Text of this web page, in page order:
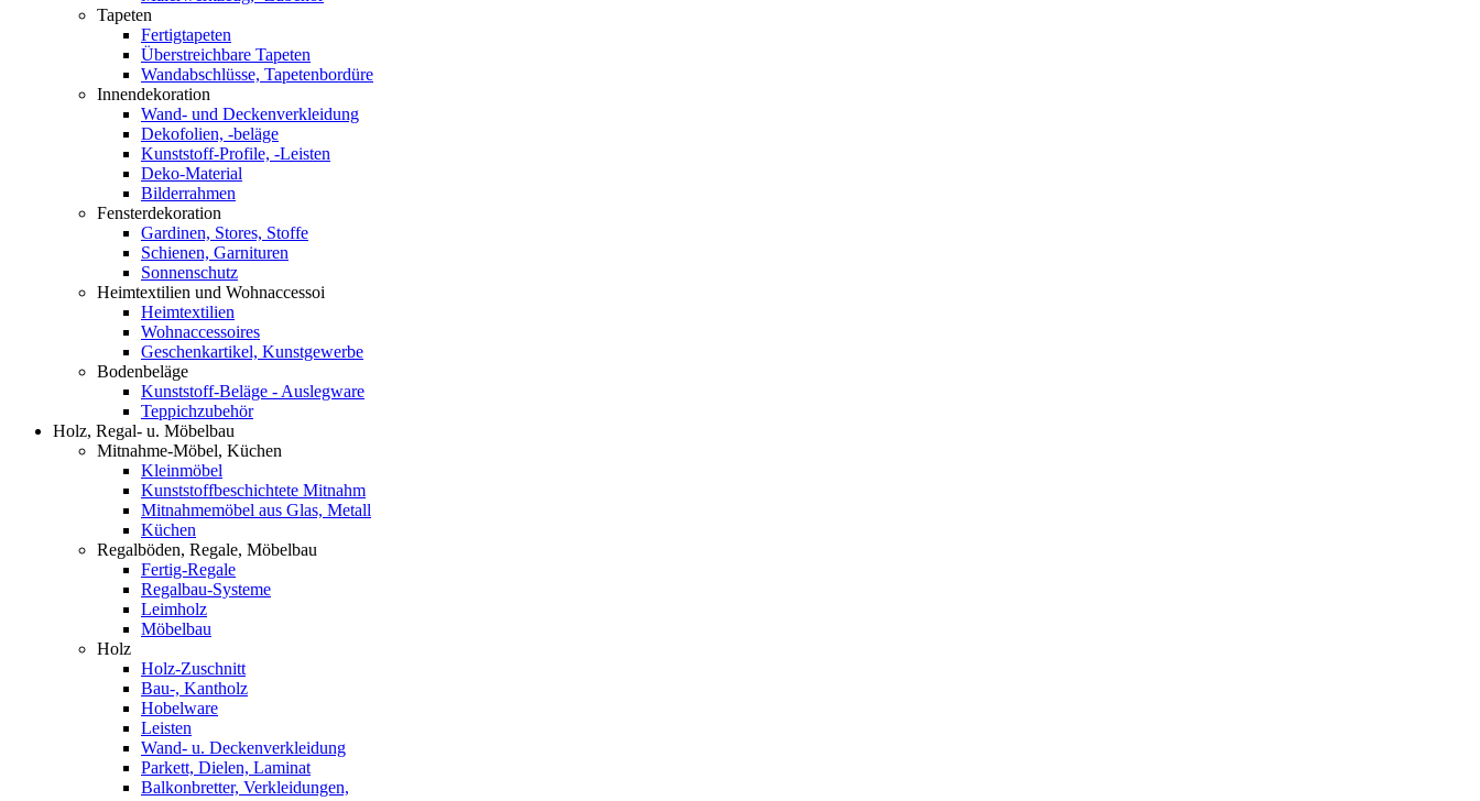
Tapeten
Fertigtapeten
Überstreichbare Tapeten
Wandabschlüsse, Tapetenbordüre
Innendekoration
Wand- und Deckenverkleidung
Dekofolien, -beläge
Kunststoff-Profile, -Leisten
Deko-Material
Bilderrahmen
Fensterdekoration
Gardinen, Stores, Stoffe
Schienen, Garnituren
Sonnenschutz
Heimtextilien und Wohnaccessoi
Heimtextilien
Wohnaccessoires
Geschenkartikel, Kunstgewerbe
Bodenbeläge
Kunststoff-Beläge - Auslegware
Teppichzubehör
Holz, Regal- u. Möbelbau
Mitnahme-Möbel, Küchen
Kleinmöbel
Kunststoffbeschichtete Mitnahm
Mitnahmemöbel aus Glas, Metall
Küchen
Regalböden, Regale, Möbelbau
Fertig-Regale
Regalbau-Systeme
Leimholz
Möbelbau
Holz
Holz-Zuschnitt
Bau-, Kantholz
Hobelware
Leisten
Wand- u. Deckenverkleidung
Parkett, Dielen, Laminat
Balkonbretter, Verkleidungen,